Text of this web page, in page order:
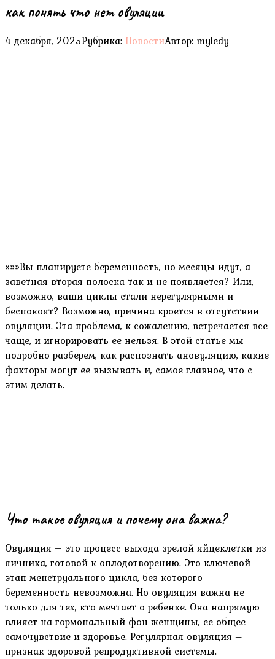
как понять что нет овуляции
4 декабря, 2025Рубрика: НовостиАвтор: myledy
«»»Вы планируете беременность, но месяцы идут, а
заветная вторая полоска так и не появляется? Или,
возможно, ваши циклы стали нерегулярными и
беспокоят? Возможно, причина кроется в отсутствии
овуляции. Эта проблема, к сожалению, встречается все
чаще, и игнорировать ее нельзя. В этой статье мы
подробно разберем, как распознать ановуляцию, какие
факторы могут ее вызывать и, самое главное, что с
этим делать.
Что такое овуляция и почему она важна?
Овуляция – это процесс выхода зрелой яйцеклетки из
яичника, готовой к оплодотворению. Это ключевой
этап менструального цикла, без которого
беременность невозможна. Но овуляция важна не
только для тех, кто мечтает о ребенке. Она напрямую
влияет на гормональный фон женщины, ее общее
самочувствие и здоровье. Регулярная овуляция –
признак здоровой репродуктивной системы.